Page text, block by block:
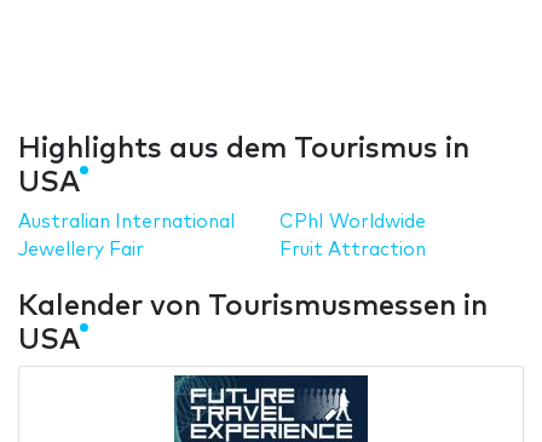
Highlights aus dem Tourismus in
USA
Australian International
Jewellery Fair
CPhI Worldwide
Fruit Attraction
Kalender von Tourismusmessen in
USA